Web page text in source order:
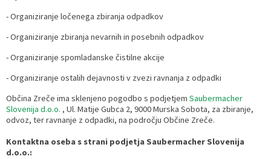
- Organiziranje ločenega zbiranja odpadkov
- Organiziranje zbiranja nevarnih in posebnih odpadkov
- Organiziranje spomladanske čistilne akcije
- Organiziranje ostalih dejavnosti v zvezi ravnanja z odpadki
Občina Zreče ima sklenjeno pogodbo s podjetjem Saubermacher
Slovenija d.o.o. , Ul. Matije Gubca 2, 9000 Murska Sobota, za zbiranje,
odvoz, ter ravnanje z odpadki, na področju Občine Zreče.
Kontaktna oseba s strani podjetja Saubermacher Slovenija
d.o.o.:
Razvojni programi
Fotogalerija
Vizitka
Predstavniki občine v svetih zavodov
Prijave in pobude
Splošni akti občine
Lokalne volitve
Varuhov kotiček
Delovni čas zdravnikov
Lokacije defibrilatorjev
Ceniki